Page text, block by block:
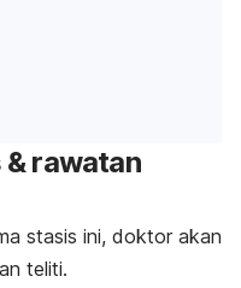
& rawatan
stasis ini, doktor akan
teliti.